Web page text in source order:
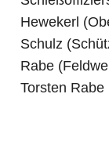
Hewekerl
Schulz
Rabe
Torsten